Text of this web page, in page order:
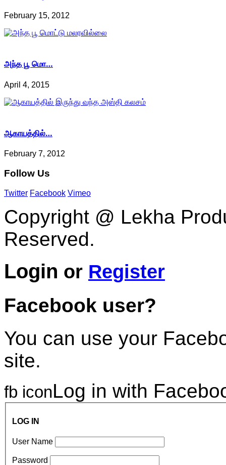
February 15, 2012
அந்த பூ மொ…
April 4, 2015
ஆகாயத்தில்…
February 7, 2012
Follow Us
Twitter Facebook Vimeo
Copyright @ Lekha
Reserved.
Login or Register
Facebook user?
You can use your
site.
fb iconLog in with
LOG IN
User Name
Password